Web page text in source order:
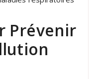
Prévenir